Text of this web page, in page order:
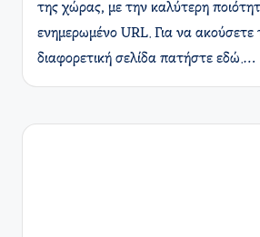
της χώρας, με την καλύτερη
ενημερωμένο URL. Για να
διαφορετική σελίδα πατήστε εδώ.…